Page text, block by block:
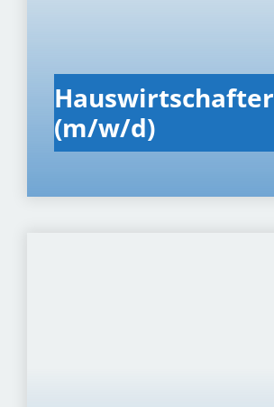
Haus­wirt­schaf­ter
(m/w/d)